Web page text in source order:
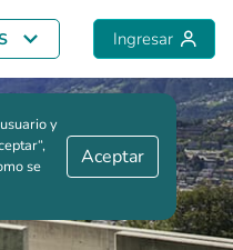
Ingresar
y
se
Aceptar
Guardar comparación